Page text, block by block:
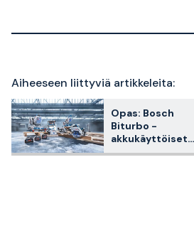
Aiheeseen liittyviä artikkeleita:
Opas: Bosch
Biturbo -
akkukäyttöiset
työkalut ja